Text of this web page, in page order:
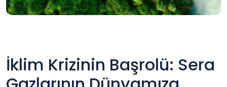
İklim Krizinin Başrolü: Sera